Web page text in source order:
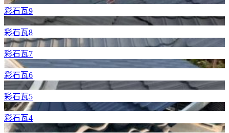
彩石瓦9
彩石瓦8
彩石瓦7
彩石瓦6
彩石瓦5
彩石瓦4